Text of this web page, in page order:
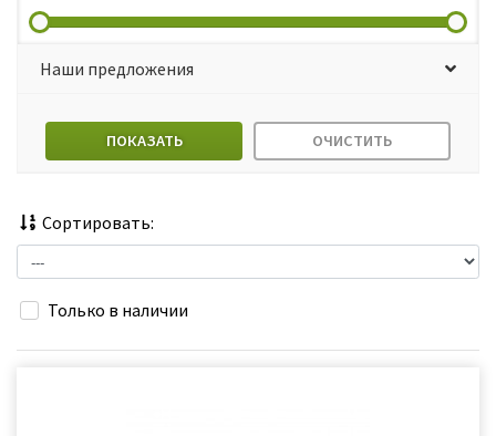
Наши предложения
ПОКАЗАТЬ ОЧИСТИТЬ
Сортировать:
Только в наличии